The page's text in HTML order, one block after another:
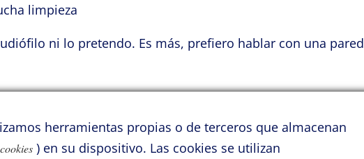
limpieza
ni lo pretendo. Es más, prefiero hablar con una pared
Ruiz.
herramientas propias o de terceros que almacenan
cookies ) en su dispositivo. Las cookies se utilizan